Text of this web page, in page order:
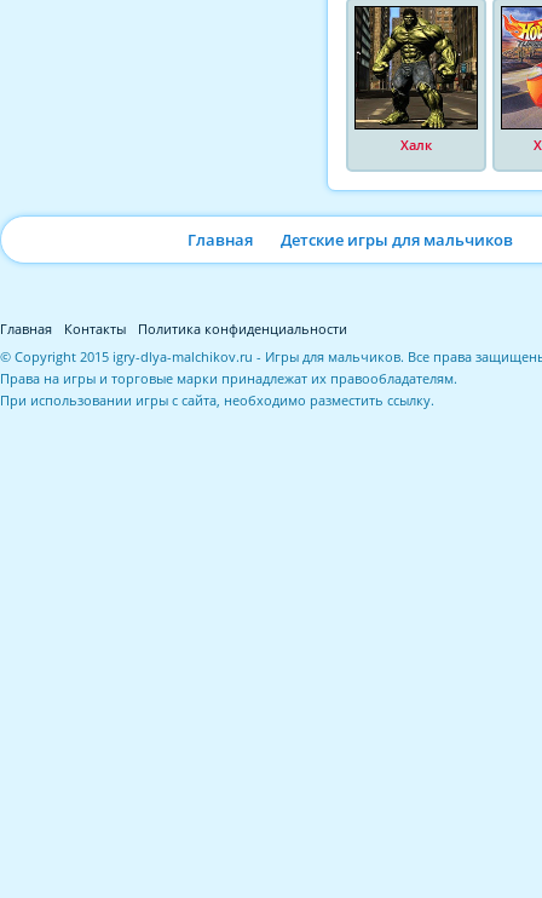
Халк
Главная Детские игры для мальчиков
Главная Контакты
Политика конфиденциальности
© Copyright 2015 igry-dlya-malchikov.ru - Игры для мальчиков. Все права
Права на игры и торговые марки принадлежат их правообладателям.
При использовании игры с сайта, необходимо разместить ссылку.